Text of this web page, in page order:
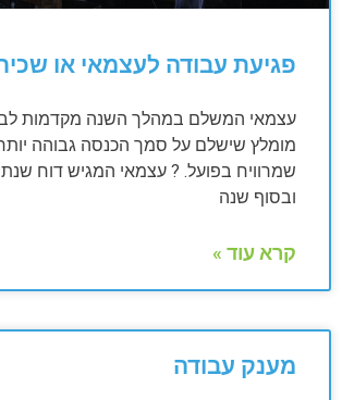
פגיעת עבודה לעצמאי או
עצמאי המשלם במהלך השנה מקדמות
מומלץ שישלם על סמך הכנסה גבוהה
שמרוויח בפועל. ? עצמאי המגיש דוח
ובסוף שנה
קרא עוד »
מענק עבודה